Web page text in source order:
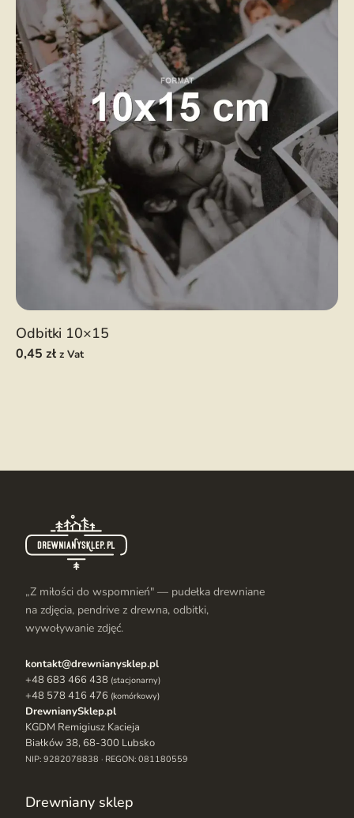
Odbitki 10×15
0,45 zł z Vat
„Z miłości do wspomnień" — pudełka drewniane
na zdjęcia, pendrive z drewna, odbitki,
wywoływanie zdjęć.
kontakt@drewnianysklep.pl
+48 683 466 438 (stacjonarny)
+48 578 416 476 (komórkowy)
DrewnianySklep.pl
KGDM Remigiusz Kacieja
Białków 38, 68-300 Lubsko
NIP: 9282078838 · REGON: 081180559
Drewniany sklep